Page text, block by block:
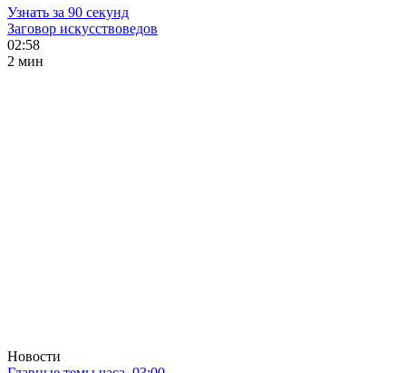
Узнать за 90 секунд
Заговор искусствоведов
02:58
2 мин
Новости